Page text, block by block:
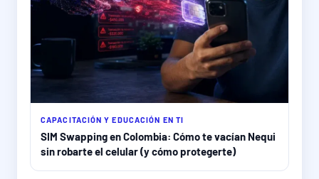
CAPACITACIÓN Y EDUCACIÓN EN TI
SIM Swapping en Colombia: Cómo te vacían Nequi
sin robarte el celular (y cómo protegerte)